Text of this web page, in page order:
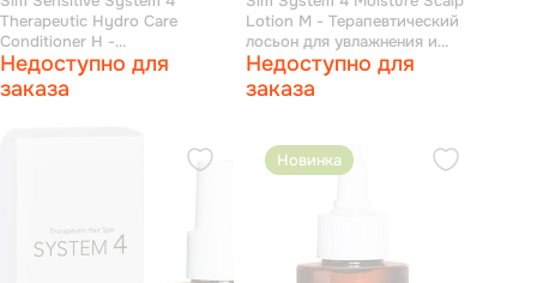
Therapeutic Hydro Care
Conditioner H -
Терапевтический бальзам «Н»
для нормальных, сухих и
поврежденных окрашиванием
Недоступно для
заказа
Lotion M - Терапевтический
лосьон для увлажнения и
защиты кожи головы 150 мл
Недоступно для
заказа
Новинка